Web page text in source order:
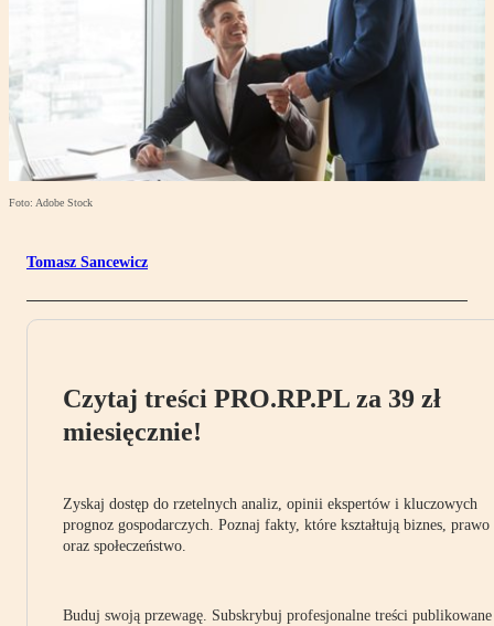
Foto: Adobe Stock
Tomasz Sancewicz
Czytaj treści PRO.RP.PL za 39 zł
miesięcznie!
Zyskaj dostęp do rzetelnych analiz, opinii ekspertów i kluczowych
prognoz gospodarczych. Poznaj fakty, które kształtują biznes, prawo
oraz społeczeństwo.
Buduj swoją przewagę. Subskrybuj profesjonalne treści publikowane